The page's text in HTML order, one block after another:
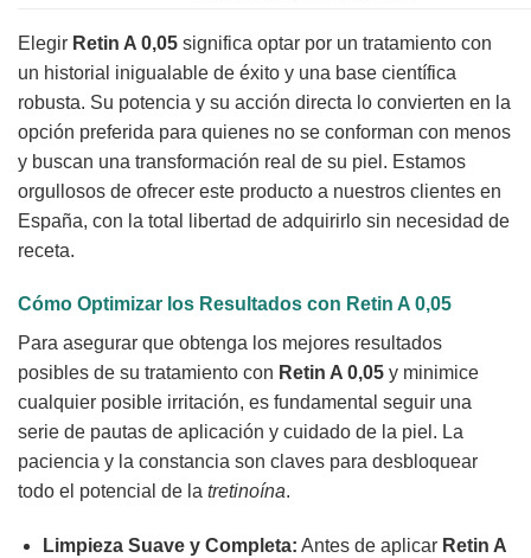
Elegir Retin A 0,05 significa optar por un tratamiento con
un historial inigualable de éxito y una base científica
robusta. Su potencia y su acción directa lo convierten en la
opción preferida para quienes no se conforman con menos
y buscan una transformación real de su piel. Estamos
orgullosos de ofrecer este producto a nuestros clientes en
España, con la total libertad de adquirirlo sin necesidad de
receta.
Cómo Optimizar los Resultados con Retin A 0,05
Para asegurar que obtenga los mejores resultados
posibles de su tratamiento con Retin A 0,05 y minimice
cualquier posible irritación, es fundamental seguir una
serie de pautas de aplicación y cuidado de la piel. La
paciencia y la constancia son claves para desbloquear
todo el potencial de la tretinoína.
Limpieza Suave y Completa: Antes de aplicar Retin A